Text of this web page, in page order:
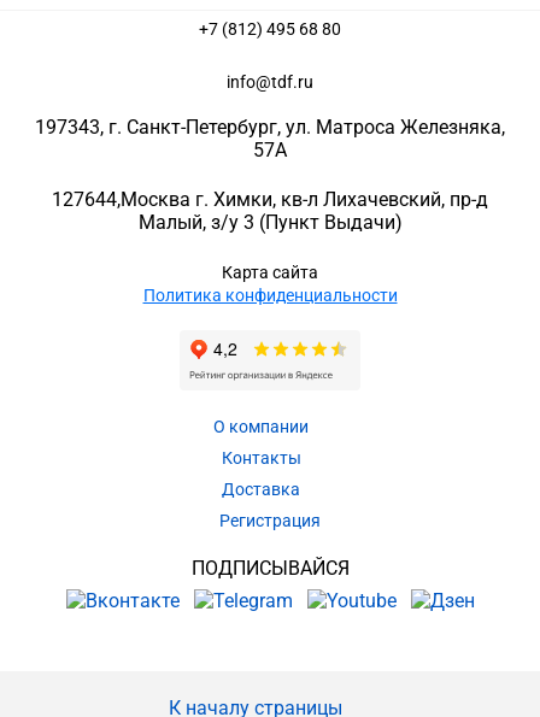
+7 (812) 495 68 80
info@tdf.ru
197343, г. Санкт-Петербург, ул. Матроса Железняка,
57A
127644,Москва г. Химки, кв-л Лихачевский, пр-д
Малый, з/у 3 (Пункт Выдачи)
Карта сайта
Политика конфиденциальности
О компании
Контакты
Доставка
Регистрация
ПОДПИСЫВАЙСЯ
К началу страницы